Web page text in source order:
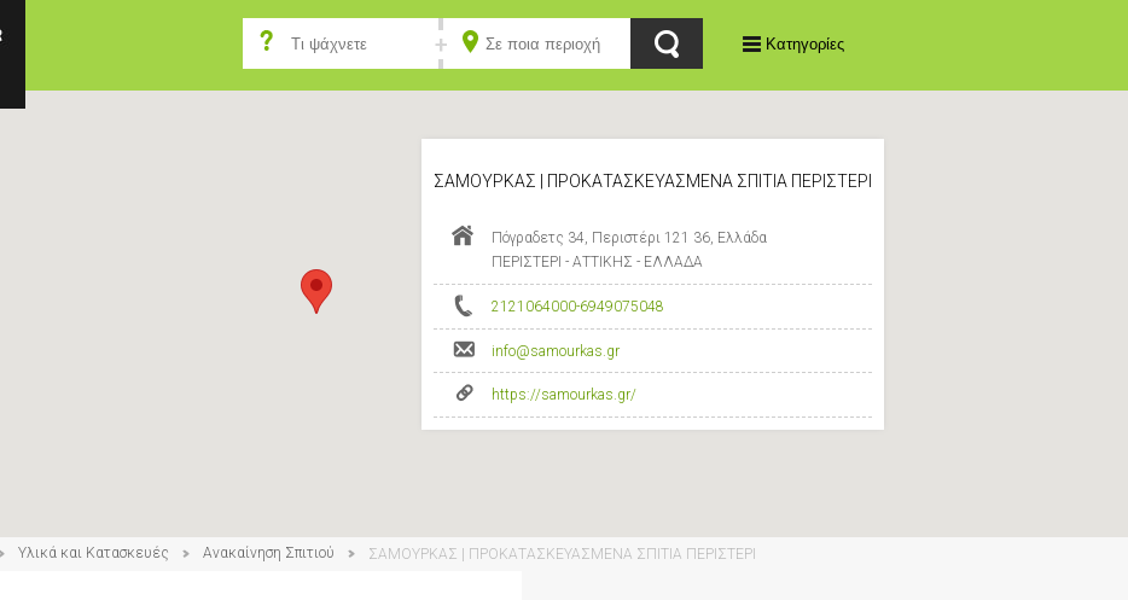
Κατηγορίες
ΣΑΜΟΥΡΚΑΣ | ΠΡΟΚΑΤΑΣΚΕΥΑΣΜΕΝΑ ΣΠΙΤΙΑ ΠΕΡΙΣΤΕΡΙ
Πόγραδετς 34, Περιστέρι 121 36, Ελλάδα
ΠΕΡΙΣΤΕΡΙ - ΑΤΤΙΚΗΣ - ΕΛΛΑΔΑ
2121064000-6949075048
info@samourkas.gr
https://samourkas.gr/
Υλικά και Κατασκευές Ανακαίνηση Σπιτιού ΣΑΜΟΥΡΚΑΣ | ΠΡΟΚΑΤΑΣΚΕΥΑΣΜΕΝΑ ΣΠΙΤΙΑ ΠΕΡΙΣΤΕΡΙ